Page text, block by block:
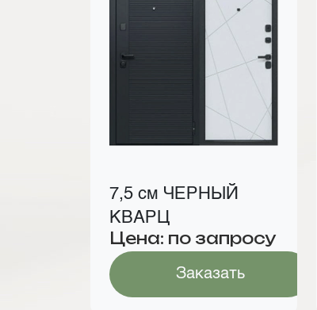
7,5 см ЧЕРНЫЙ
КВАРЦ
Цена: по запросу
Заказать